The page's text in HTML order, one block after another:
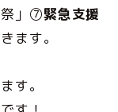
祭」⑦緊急支援
ます。
す。